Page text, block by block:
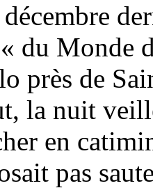
du Monde
près de
la nuit
en
pas